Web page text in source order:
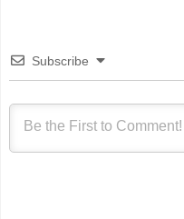
Subscribe